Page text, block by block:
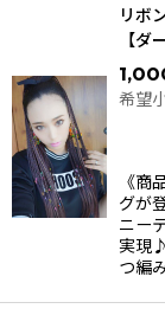
並び順:
リボ
【ダ
希望
《商
グが
ニー
実現
つ編